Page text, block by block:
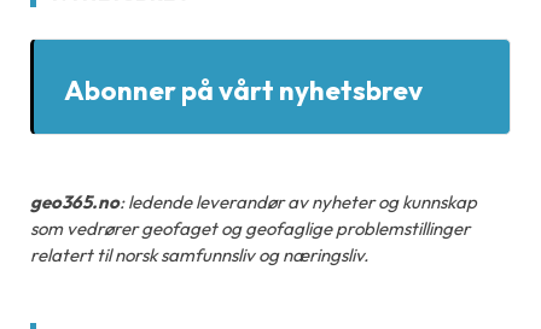
Abonner på vårt nyhetsbrev
geo365.no: ledende leverandør av nyheter og kunnskap
som vedrører geofaget og geofaglige problemstillinger
relatert til norsk samfunnsliv og næringsliv.